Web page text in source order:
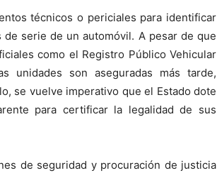
técnicos o periciales para identificar
serie de un automóvil. A pesar de que
como el Registro Público Vehicular
unidades son aseguradas más tarde,
se vuelve imperativo que el Estado dote
para certificar la legalidad de sus
de seguridad y procuración de justicia